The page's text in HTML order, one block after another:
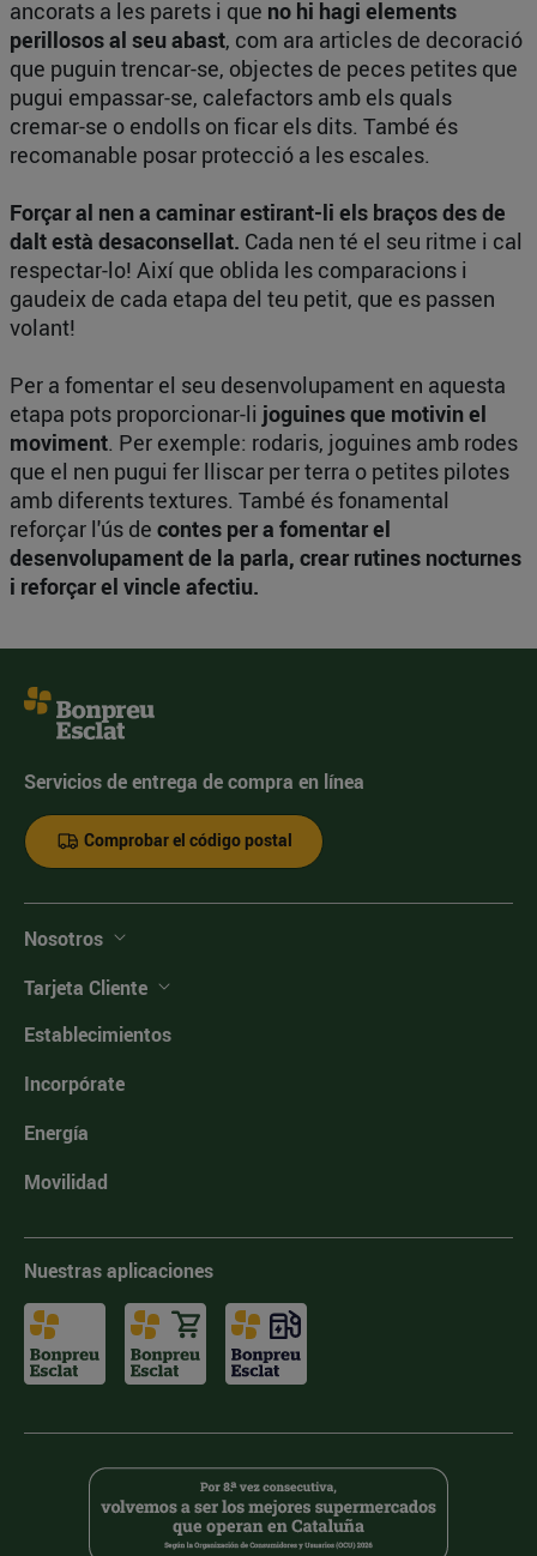
ancorats a les parets i que no hi hagi elements
perillosos al seu abast, com ara articles de decoració
que puguin trencar-se, objectes de peces petites que
pugui empassar-se, calefactors amb els quals
cremar-se o endolls on ficar els dits. També és
recomanable posar protecció a les escales.
Forçar al nen a caminar estirant-li els braços des de
dalt està desaconsellat. Cada nen té el seu ritme i cal
respectar-lo! Així que oblida les comparacions i
gaudeix de cada etapa del teu petit, que es passen
volant!
Per a fomentar el seu desenvolupament en aquesta
etapa pots proporcionar-li joguines que motivin el
moviment. Per exemple: rodaris, joguines amb rodes
que el nen pugui fer lliscar per terra o petites pilotes
amb diferents textures. També és fonamental
reforçar l'ús de contes per a fomentar el
desenvolupament de la parla, crear rutines nocturnes
i reforçar el vincle afectiu.
Servicios de entrega de compra en línea
Comprobar el código postal
Nosotros
Tarjeta Cliente
Establecimientos
Incorpórate
Energía
Movilidad
Nuestras aplicaciones